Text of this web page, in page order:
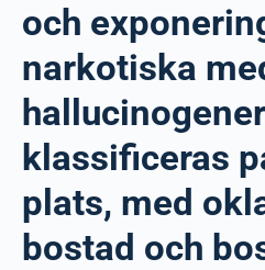
och
narkotiska
klassificeras
plats, med
bostad och